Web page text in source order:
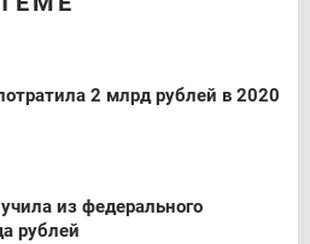
2 млрд рублей в 2020
из федерального
рублей